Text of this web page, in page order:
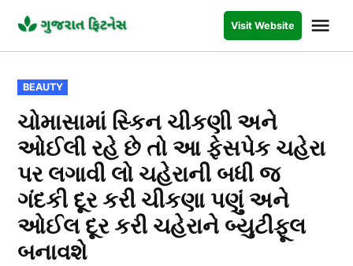
content
FITNESS
Visit Website
POSTED
IN
BEAUTY
ચોમાસામાં સ્કિન ચીકણી અને
ઓઈલી રહે છે તો આ ફેસપેક ચહેરા
પર લગાવી લો ચહેરાની બધી જ
ગંદકી દૂર કરી ચીકણા પણું અને
ઓઈલ દૂર કરી ચહેરાને બ્યુટીફૂલ
બનાવશે